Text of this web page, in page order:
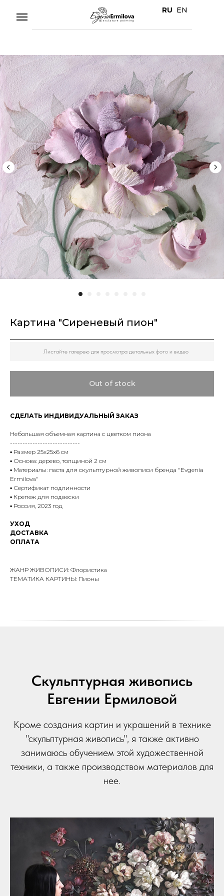
RU EN
Картина "Сиреневый пион"
Листайте галерею для просмотра детальных фото и видео
Out of stock
СДЕЛАТЬ ИНДИВИДУАЛЬНЫЙ ЗАКАЗ
Небольшая объемная картина с цветком пиона
----------------------------
▪️ Размер 25х25х6 см
▪️ Основа: дерево, толщиной 2 см
▪️ Материалы: паста для скульптурной живописи бренда "Evgenia
Ermilova"
▪️ Сертификат подлинности
▪️ Крепеж для подвески
▪️ Россия, 2023 год
УХОД
ДОСТАВКА
ОПЛАТА
ЖАНР ЖИВОПИСИ: Флористика
ТЕМАТИКА КАРТИНЫ: Пионы
Скульптурная живопись
Евгении Ермиловой
Кроме создания картин и украшений в технике
"скульптурная живопись", я также активно
занимаюсь обучением этой художественной
техники, а также производством материалов для
нее.